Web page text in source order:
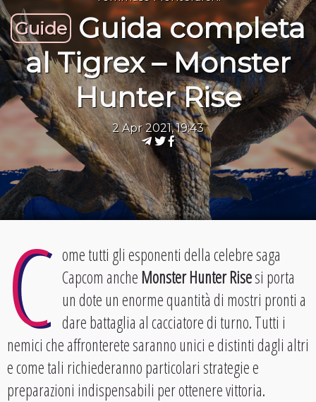
Guide Guida completa
al Tigrex – Monster
Hunter Rise
2 Apr 2021, 19:43
C ome tutti gli esponenti della celebre saga
Capcom ancheMonster Hunter Risesi porta
un dote un enorme quantità di mostri pronti a
dare battaglia al cacciatore di turno. Tutti i
nemici che affronterete saranno unici e distinti dagli altri
e come tali richiederanno particolari strategie e
preparazioni indispensabili per ottenere vittoria.